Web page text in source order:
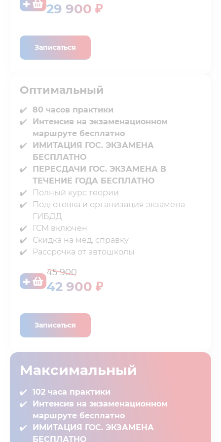
29 900 ₽
Записаться
Оптимальный
80 часов практики
Интенсив на экзаменационном
маршруте бесплатно
ИМИТАЦИЯ ГОС. ЭКЗАМЕНА
БЕСПЛАТНО⁣⁣
ПЕРЕСДАЧИ ГОС. ЭКЗАМЕНА В
ТЕЧЕНИЕ⁣⁣ ГОДА БЕСПЛАТНО
Полный курс теории⁣⁣
Подготовка и организация экзамена
ГИБДД⁣⁣
ГСМ включен⁣⁣
Скидка на мед. справку⁣⁣
Рассрочка от автошколы
45 900
42 900 ₽
Записаться
Максимальный
102 часа практики⁣
Интенсив на экзаменационном
маршруте бесплатно
ИМИТАЦИЯ ГОС. ЭКЗАМЕНА
БЕСПЛАТНО